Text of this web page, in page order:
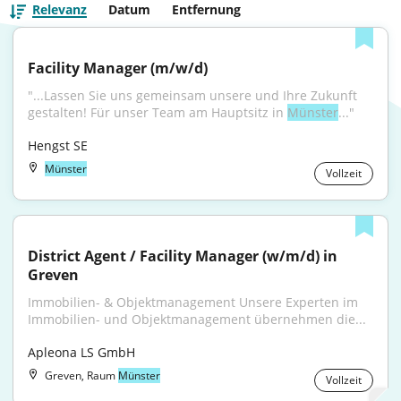
Relevanz Datum Entfernung
Facility Manager (m/w/d)
"...Lassen Sie uns gemein­sam unsere und Ihre Zukunft
gestalten! Für unser Team am Haupt­sitz in Münster..."
Hengst SE
Münster Vollzeit
District Agent / Facility Manager (w/m/d) in
Greven
Immobilien- & Objektmanagement Unsere Experten im
Immobilien- und Objektmanagement übernehmen die...
Apleona LS GmbH
Greven, Raum Münster Vollzeit